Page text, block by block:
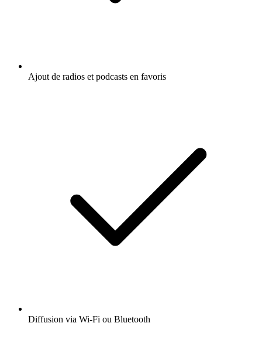
Ajout de radios et podcasts en favoris
Diffusion via Wi-Fi ou Bluetooth